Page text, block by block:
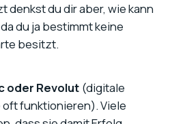
denkst du dir aber, wie kann
du ja bestimmt keine
besitzt.
oder Revolut (digitale
oft funktionieren). Viele